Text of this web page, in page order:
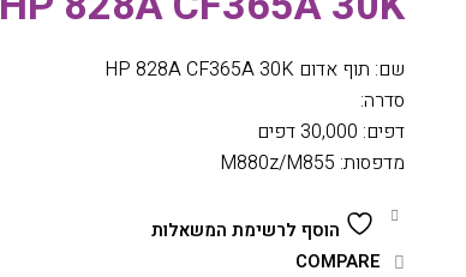
שם: תוף אדום HP 828A CF365A 30K
סדרה:
דפים: 30,000 דפים
מדפסות: M880z/M855
הוסף לרשימת המשאלות
COMPARE